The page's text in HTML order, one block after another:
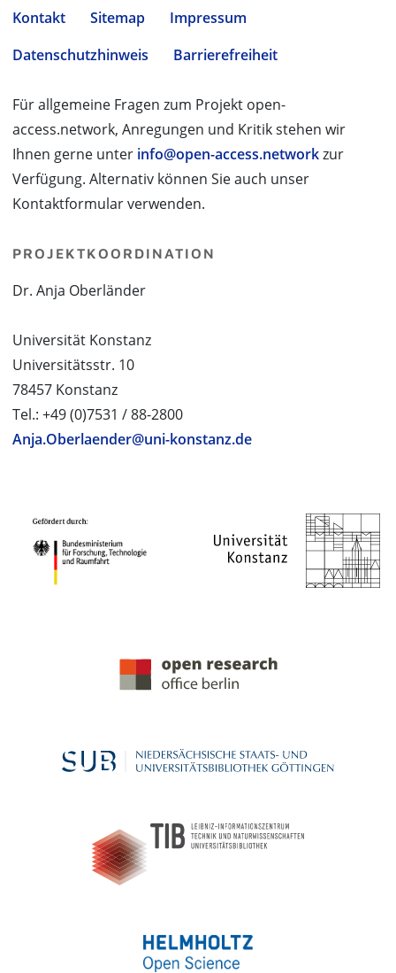
Kontakt Sitemap
Impressum
Datenschutzhinweis
Barrierefreiheit
Für allgemeine Fragen zum Projekt open-
access.network, Anregungen und Kritik stehen wir
Ihnen gerne unter info@open-access.networkzur
Verfügung. Alternativ können Sie auch unser
Kontaktformular verwenden.
PROJEKTKOORDINATION
Dr. Anja Oberländer
Universität Konstanz
Universitätsstr. 10
78457 Konstanz
Tel.: +49 (0)7531 / 88-2800
Anja.Oberlaender@uni-konstanz.de